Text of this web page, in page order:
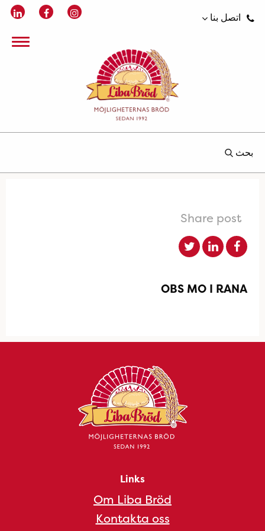
اتصل بنا
بحث
Share post
OBS MO I RANA
Links
Om Liba Bröd
Kontakta oss